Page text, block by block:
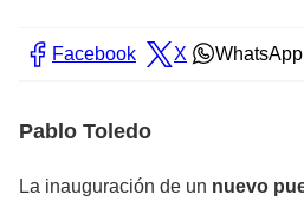
Facebook X WhatsApp
Pablo Toledo
La inauguración de un nuevo